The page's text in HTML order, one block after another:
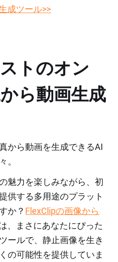
成ツール>>
トのオン
ら動画生成
から動画を生成できるAI
。
魅力を楽しみながら、初
供する多用途のプラット
か？ FlexClipの画像から
、まさにあなたにぴった
ールで、静止画像を生き
の可能性を提供していま